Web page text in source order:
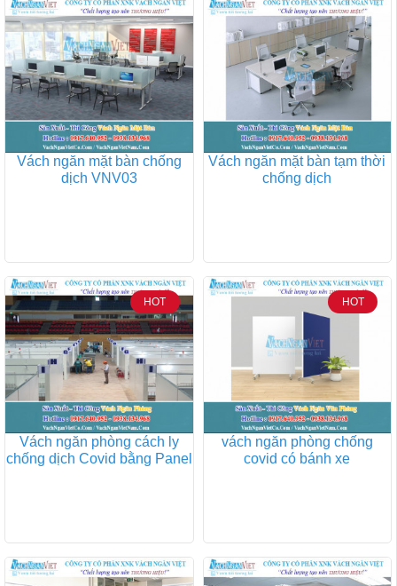
Vách ngăn mặt bàn chống
dịch VNV03
Vách ngăn mặt bàn tạm thời
chống dịch
HOT
Vách ngăn phòng cách ly
chống dịch Covid bằng Panel
HOT
vách ngăn phòng chống
covid có bánh xe